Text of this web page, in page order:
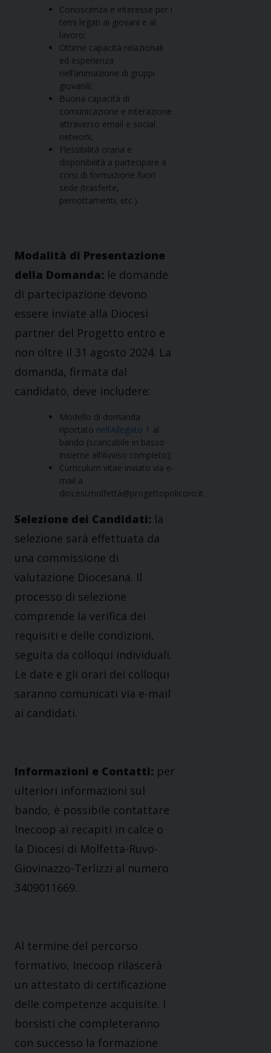
Conoscenza e interesse per i
temi legati ai giovani e al
lavoro;
Ottime capacità relazionali
ed esperienza
nell’animazione di gruppi
giovanili;
Buona capacità di
comunicazione e interazione
attraverso email e social
network;
Flessibilità oraria e
disponibilità a partecipare a
corsi di formazione fuori
sede (trasferte,
pernottamenti, etc.).
Modalità di Presentazione
della Domanda: le domande
di partecipazione devono
essere inviate alla Diocesi
partner del Progetto entro e
non oltre il 31 agosto 2024. La
domanda, firmata dal
candidato, deve includere:
Modello di domanda
riportato nell’Allegato 1 al
bando (scaricabile in basso
insieme all’Avviso completo);
Curriculum vitae inviato via e-
mail a
diocesi.molfetta@progettopolicoro.it.
Selezione dei Candidati: la
selezione sarà effettuata da
una commissione di
valutazione Diocesana. Il
processo di selezione
comprende la verifica dei
requisiti e delle condizioni,
seguita da colloqui individuali.
Le date e gli orari dei colloqui
saranno comunicati via e-mail
ai candidati.
Informazioni e Contatti: per
ulteriori informazioni sul
bando, è possibile contattare
Inecoop ai recapiti in calce o
la Diocesi di Molfetta-Ruvo-
Giovinazzo-Terlizzi al numero
3409011669.
Al termine del percorso
formativo, Inecoop rilascerà
un attestato di certificazione
delle competenze acquisite. I
borsisti che completeranno
con successo la formazione